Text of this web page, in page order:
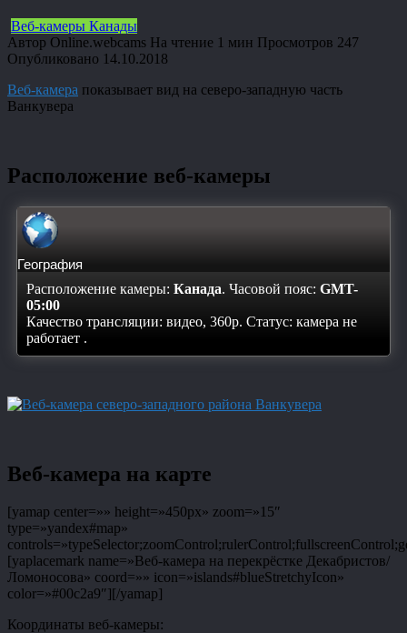
Веб-камеры Канады
Автор Online.webcams На чтение 1 мин Просмотров 247
Опубликовано 14.10.2018
Веб-камера показывает вид на северо-западную часть
Ванкувера
Расположение веб-камеры
География
Расположение камеры: Канада. Часовой пояс: GMT-
05:00
Качество трансляции: видео, 360p. Статус: камера не
работает .
Веб-камера на карте
[yamap center=»» height=»450px» zoom=»15″
type=»yandex#map»
[yaplacemark name=»Веб-камера на перекрёстке Декабристов/
Ломоносова» coord=»» icon=»islands#blueStretchyIcon»
color=»#00c2a9″][/yamap]
Координаты веб-камеры: